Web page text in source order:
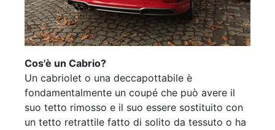
Cos'è un Cabrio?
Un cabriolet o una deccapottabile è
fondamentalmente un coupé che può avere il
suo tetto rimosso e il suo essere sostituito con
un tetto retrattile fatto di solito da tessuto o ha